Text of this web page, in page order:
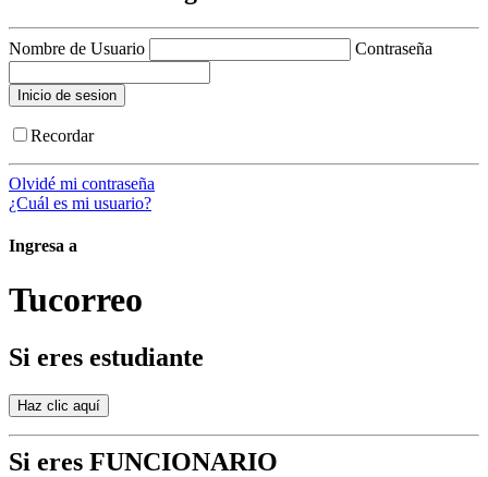
Nombre de Usuario Contraseña
Recordar
Olvidé mi contraseña
¿Cuál es mi usuario?
Ingresa a
Tucorreo
Si eres estudiante
Si eres FUNCIONARIO